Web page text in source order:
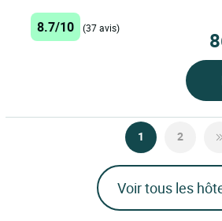
8.7/10 (37 avis)
1 2
Voir tous les